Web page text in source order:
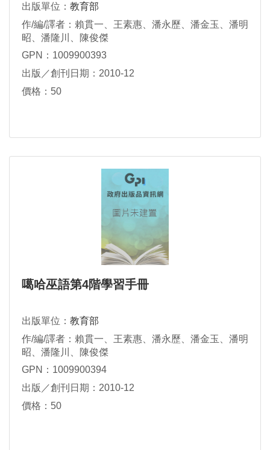
出版單位： 教育部
作/編/譯者：賴貫一、王素惠、潘永歷、潘金玉、潘明
昭、潘隆川、陳俊傑
GPN：1009900393
出版／創刊日期：2010-12
價格：50
噶哈巫語第4階學習手冊
出版單位： 教育部
作/編/譯者：賴貫一、王素惠、潘永歷、潘金玉、潘明
昭、潘隆川、陳俊傑
GPN：1009900394
出版／創刊日期：2010-12
價格：50